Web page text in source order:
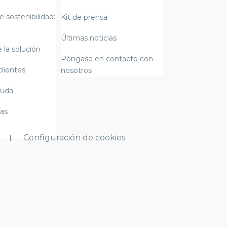
sostenibilidad:
la solución
Kit de prensa
Últimas noticias
Póngase en contacto con
nosotros
Configuración de cookies